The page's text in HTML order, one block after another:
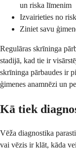
un riska līmenim
Izvairieties no
Ziniet savu
Regulāras skrīninga
stadijā, kad tie ir
skrīninga pārbaudes ir
ģimenes anamnēzi un
Kā tiek
Vēža diagnostika
vai vēzis ir klāt, kāda